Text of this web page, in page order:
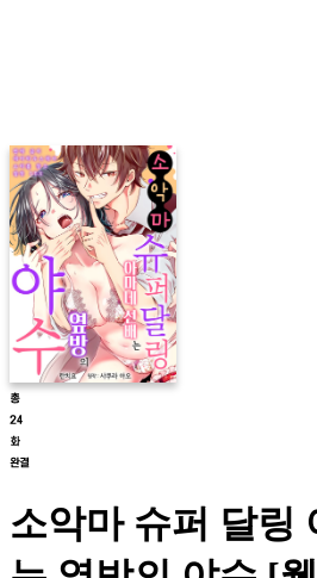
소악마 슈퍼 달링